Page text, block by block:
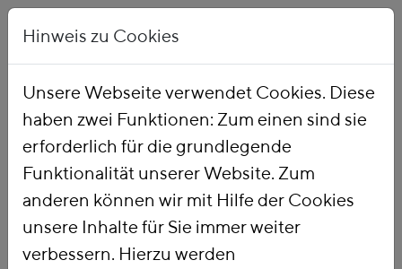
Startseite Publikationen
Hinweis zu Cookies
Unsere Webseite verwendet Cookies. Diese
haben zwei Funktionen: Zum einen sind sie
erforderlich für die grundlegende
Funktionalität unserer Website. Zum
anderen können wir mit Hilfe der Cookies
unsere Inhalte für Sie immer weiter
verbessern. Hierzu werden